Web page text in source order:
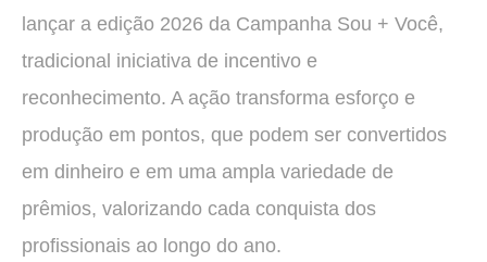
lançar a edição 2026 da Campanha Sou + Você,
tradicional iniciativa de incentivo e
reconhecimento. A ação transforma esforço e
produção em pontos, que podem ser convertidos
em dinheiro e em uma ampla variedade de
prêmios, valorizando cada conquista dos
profissionais ao longo do ano.